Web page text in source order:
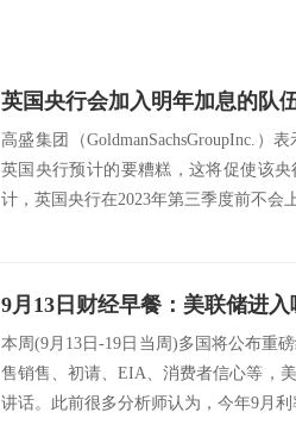
英国央行会加入明年加息的队
高盛集团（GoldmanSachsGroupInc.）
英国央行预计的要糟糕，这将促使该
计，英国央行在2023年第三季度前不会
本周(9月13日-19日当周)多国将公布重
售销售、初请、EIA、消费者信心等，
讲话。此前很多分析师认为，今年9月